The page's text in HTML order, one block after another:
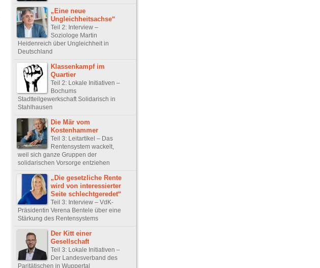
„Eine neue
Ungleichheitsachse“
Teil 2: Interview –
Soziologe Martin
Heidenreich über Ungleichheit in
Deutschland
Klassenkampf im
Quartier
Teil 2: Lokale Initiativen –
Bochums
Stadtteilgewerkschaft Solidarisch in
Stahlhausen
Die Mär vom
Kostenhammer
Teil 3: Leitartikel – Das
Rentensystem wackelt,
weil sich ganze Gruppen der
solidarischen Vorsorge entziehen
„Die gesetzliche Rente
wird von interessierter
Seite schlechtgeredet“
Teil 3: Interview – VdK-
Präsidentin Verena Bentele über eine
Stärkung des Rentensystems
Der Kitt einer
Gesellschaft
Teil 3: Lokale Initiativen –
Der Landesverband des
Paritätischen in Wuppertal